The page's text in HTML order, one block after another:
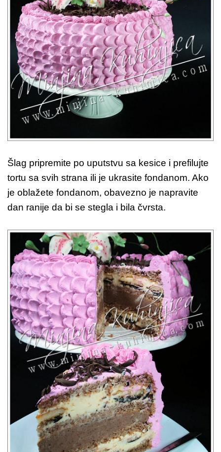
Šlag pripremite po uputstvu sa kesice i prefilujte
tortu sa svih strana ili je ukrasite fondanom. Ako
je oblažete fondanom, obavezno je napravite
dan ranije da bi se stegla i bila čvrsta.